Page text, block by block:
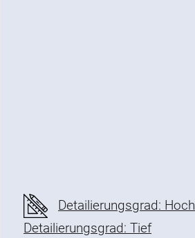
Detailierungsgrad: Hoch
Detailierungsgrad: Tief